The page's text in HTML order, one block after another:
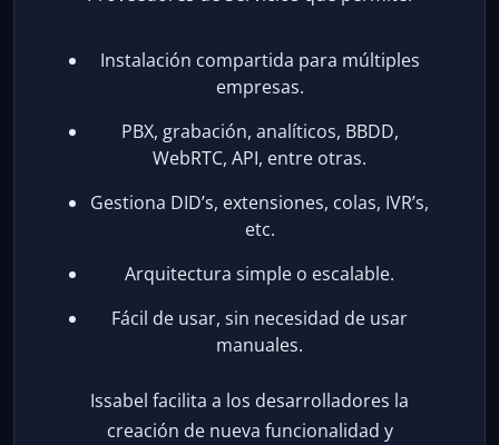
Instalación compartida para múltiples
empresas.
PBX, grabación, analíticos, BBDD,
WebRTC, API, entre otras.
Gestiona DID’s, extensiones, colas, IVR’s,
etc.
Arquitectura simple o escalable.
Fácil de usar, sin necesidad de usar
manuales.
Issabel facilita a los desarrolladores la
creación de nueva funcionalidad y